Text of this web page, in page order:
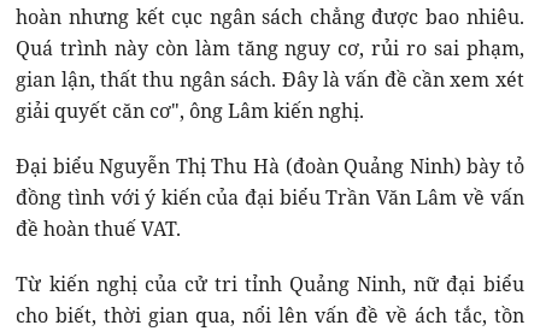
hoàn nhưng kết cục ngân sách chẳng được bao nhiêu.
Quá trình này còn làm tăng nguy cơ, rủi ro sai phạm,
gian lận, thất thu ngân sách. Đây là vấn đề cần xem xét
giải quyết căn cơ", ông Lâm kiến nghị.
Đại biểu Nguyễn Thị Thu Hà (đoàn Quảng Ninh) bày tỏ
đồng tình với ý kiến của đại biểu Trần Văn Lâm về vấn
đề hoàn thuế VAT.
Từ kiến nghị của cử tri tỉnh Quảng Ninh, nữ đại biểu
cho biết, thời gian qua, nổi lên vấn đề về ách tắc, tồn